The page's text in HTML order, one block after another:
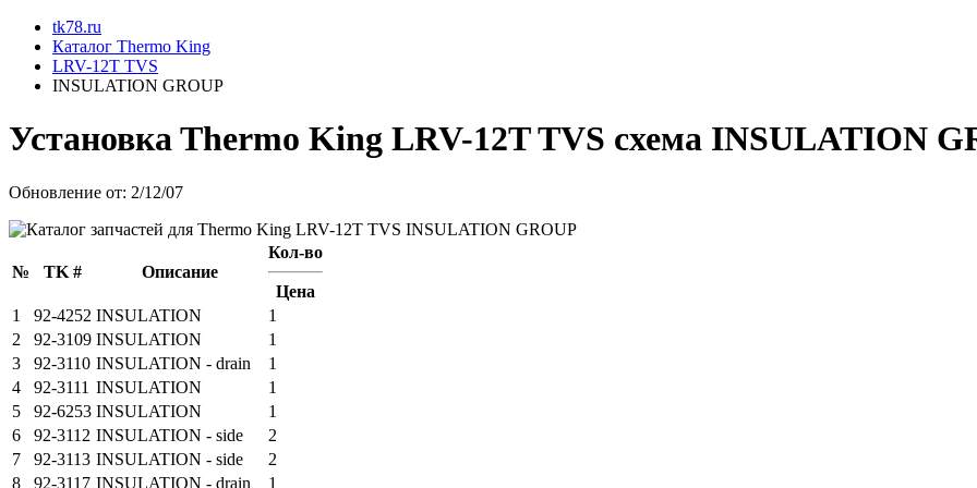
tk78.ru
Каталог Thermo King
LRV-12T TVS
INSULATION GROUP
Установкa Thermo King LRV-12T TVS схема INSULATION
Обновление от: 2/12/07
№ TK # Описание
Кол-во
Цена
1
92-4252 INSULATION
1
2
92-3109 INSULATION
1
3
92-3110 INSULATION - drain
1
4
92-3111 INSULATION
1
5
92-6253 INSULATION
1
6
92-3112 INSULATION - side
2
7
92-3113 INSULATION - side
2
8
92-3117 INSULATION - drain
1